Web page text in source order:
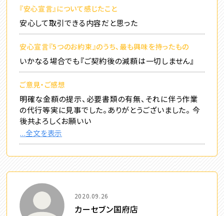
『安心宣言』について感じたこと
安心して取引できる内容だと思った
安心宣言『5つのお約束』のうち、最も興味を持ったもの
いかなる場合でも『ご契約後の減額は一切しません』
ご意見・ご感想
明確な金額の提示、必要書類の有無、それに伴う作業
の代行等実に見事でした。ありがとうございました。 今
後共よろしくお願いい
...全文を表示
2020.09.26
カーセブン国府店